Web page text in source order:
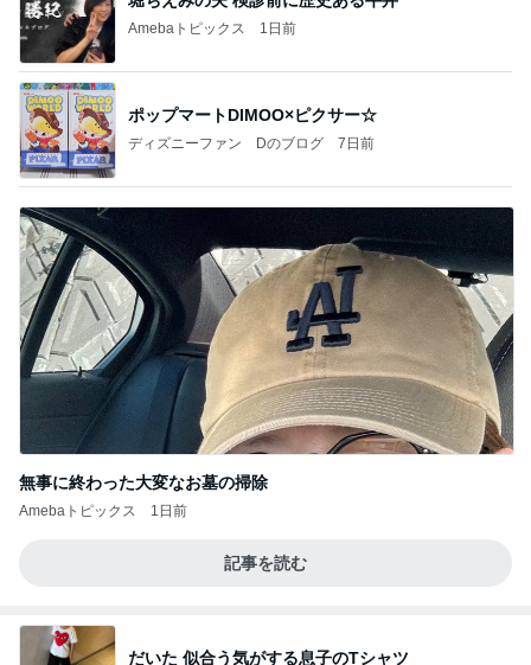
Amebaトピックス 1日前
ポップマートDIMOO×ピクサー☆
ディズニーファン Dのブログ 7日前
無事に終わった大変なお墓の掃除
Amebaトピックス 1日前
記事を読む
だいた 似合う気がする息子のTシャツ